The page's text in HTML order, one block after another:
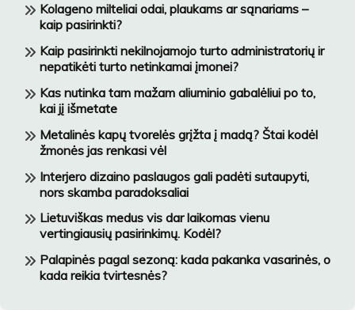
Kolageno milteliai odai, plaukams ar sąnariams –
kaip pasirinkti?
Kaip pasirinkti nekilnojamojo turto administratorių ir
nepatikėti turto netinkamai įmonei?
Kas nutinka tam mažam aliuminio gabalėliui po to,
kai jį išmetate
Metalinės kapų tvorelės grįžta į madą? Štai kodėl
žmonės jas renkasi vėl
Interjero dizaino paslaugos gali padėti sutaupyti,
nors skamba paradoksaliai
Lietuviškas medus vis dar laikomas vienu
vertingiausių pasirinkimų. Kodėl?
Palapinės pagal sezoną: kada pakanka vasarinės, o
kada reikia tvirtesnės?